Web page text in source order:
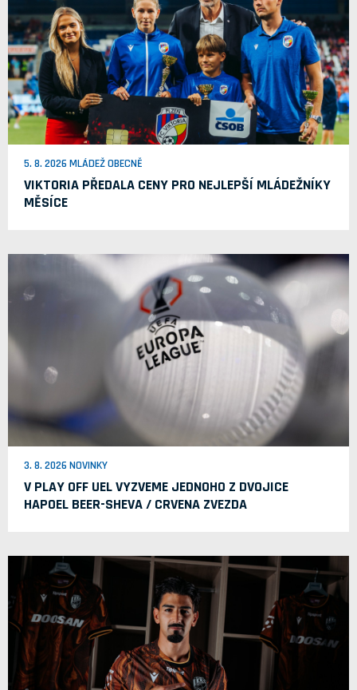
5. 8. 2026 MLÁDEŽ OBECNĚ
VIKTORIA PŘEDALA CENY PRO NEJLEPŠÍ MLÁDEŽNÍKY
MĚSÍCE
3. 8. 2026 NOVINKY
V PLAY OFF UEL VYZVEME JEDNOHO Z DVOJICE
HAPOEL BEER-SHEVA / CRVENA ZVEZDA